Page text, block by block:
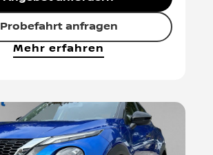
Probefahrt anfragen
Mehr erfahren